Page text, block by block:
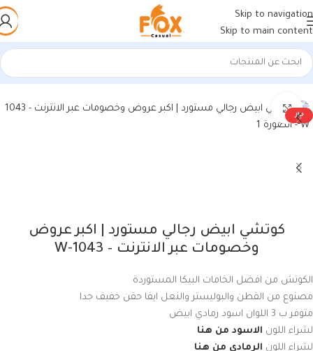
Skip to navigation
Skip to main content
الرئيسية/أحذية رجالي/كوتشي رجالي
حار
اضغط للتكبير
كوتشي ابيض رجالي مستورد | اكبر عروض
وخصومات عبر الانترنت – 1043-W
الكوتش من افضل الخامات البيكا المستوردة
مصنوع من القطن والبوليستر والنعل ايفا حقن خفيف جدا
متوفر ب 3 اللوان اسود رمادي ابيض
لشراء اللون الاسود من هنا
لشراء اللون الرمادي من هنا